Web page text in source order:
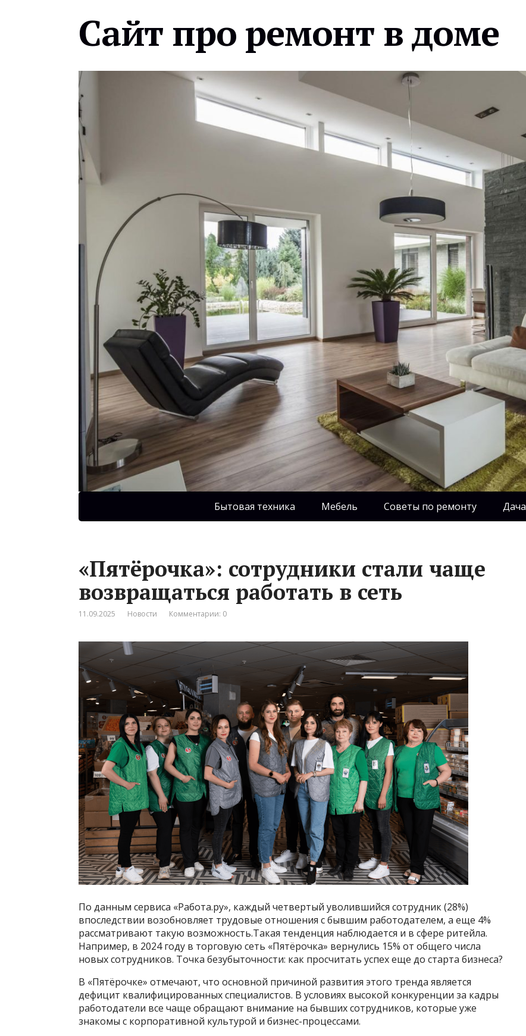
Сайт про ремонт в доме
Бытовая техника Мебель Советы по ремонту Дача
«Пятёрочка»: сотрудники стали чаще
возвращаться работать в сеть
11.09.2025 Новости Комментарии: 0
По данным сервиса «Работа.ру», каждый четвертый уволившийся сотрудник (28%)
впоследствии возобновляет трудовые отношения с бывшим работодателем, а еще 4%
рассматривают такую возможность.Такая тенденция наблюдается и в сфере ритейла.
Например, в 2024 году в торговую сеть «Пятёрочка» вернулись 15% от общего числа
новых сотрудников. Точка безубыточности: как просчитать успех еще до старта бизнеса?
В «Пятёрочке» отмечают, что основной причиной развития этого тренда является
дефицит квалифицированных специалистов. В условиях высокой конкуренции за кадры
работодатели все чаще обращают внимание на бывших сотрудников, которые уже
знакомы с корпоративной культурой и бизнес-процессами.